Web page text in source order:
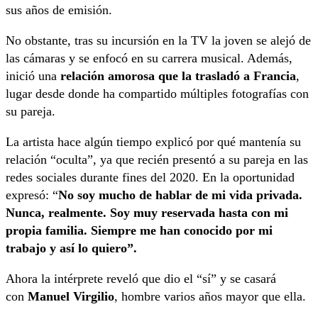
sus años de emisión.
No obstante, tras su incursión en la TV la joven se alejó de
las cámaras y se enfocó en su carrera musical. Además,
inició una relación amorosa que la trasladó a Francia,
lugar desde donde ha compartido múltiples fotografías con
su pareja.
La artista hace algún tiempo explicó por qué mantenía su
relación “oculta”, ya que recién presentó a su pareja en las
redes sociales durante fines del 2020. En la oportunidad
expresó: “No soy mucho de hablar de mi vida privada.
Nunca, realmente. Soy muy reservada hasta con mi
propia familia. Siempre me han conocido por mi
trabajo y así lo quiero”.
Ahora la intérprete reveló que dio el “sí” y se casará
con Manuel Virgilio, hombre varios años mayor que ella.